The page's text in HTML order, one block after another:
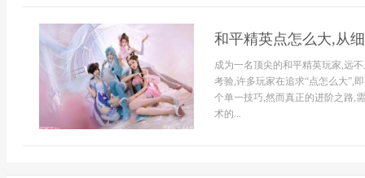
和平精英点怎么大,从
成为一名顶尖的和平精英玩家,远
考验,许多玩家在追求“点怎么大”,
个单一技巧,然而真正的进阶之路,
术的...